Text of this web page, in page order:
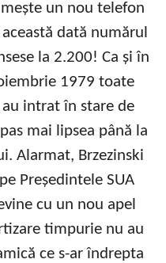
un nou telefon
dată numărul
la 2.200! Ca și în
1979 toate
intrat în stare de
mai lipsea până la
Alarmat, Brzezinski
Președintele SUA
cu un nou apel
timpurie nu au
ce s-ar îndrepta